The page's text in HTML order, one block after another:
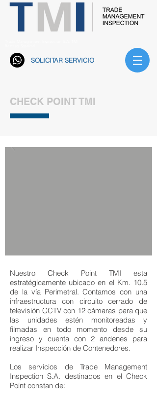
SOLICITAR SERVICIO
Nuestro Check Point TMI esta
estratégicamente ubicado en el Km. 10.5
de la vía Perimetral. Contamos con una
infraestructura con circuito cerrado de
televisión CCTV con 12 cámaras para que
las unidades estén monitoreadas y
filmadas en todo momento desde su
ingreso y cuenta con 2 andenes para
realizar Inspección de Contenedores.
Los servicios de Trade Management
Inspection S.A. destinados en el Check
Point constan de:
CHECK POINT TMI